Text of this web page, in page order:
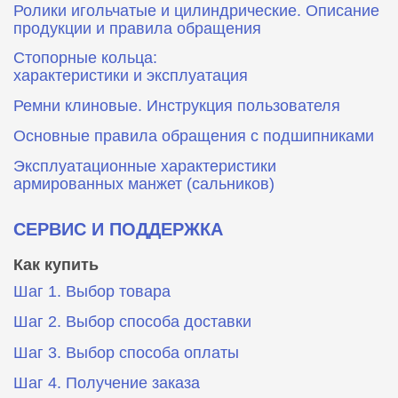
Ролики игольчатые и цилиндрические. Описание
продукции и правила обращения
Стопорные кольца:
характеристики и эксплуатация
Ремни клиновые. Инструкция пользователя
Основные правила обращения с подшипниками
Эксплуатационные характеристики
армированных манжет (сальников)
СЕРВИС И ПОДДЕРЖКА
Как купить
Шаг 1. Выбор товара
Шаг 2. Выбор способа доставки
Шаг 3. Выбор способа оплаты
Шаг 4. Получение заказа